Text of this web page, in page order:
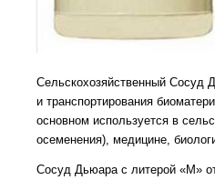
Сельскохозяйственный Сосуд
и транспортирования
основном используется в
осеменения), медицине,
Сосуд Дьюара с литерой «М»